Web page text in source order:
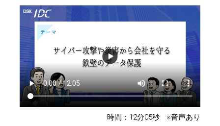
時間：12分05秒 ※音声あり